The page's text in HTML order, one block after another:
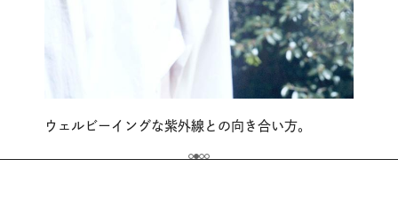
ウェルビーイングな紫外線との向き合い方。